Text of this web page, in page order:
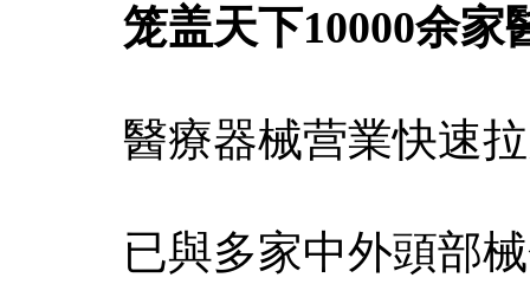
笼盖天下10000余家
醫療器械营業快速
已與多家中外頭部